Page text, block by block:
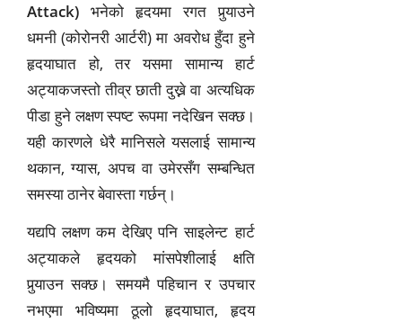
Attack) भनेको हृदयमा रगत पुर्‍याउने
धमनी (कोरोनरी आर्टरी) मा अवरोध हुँदा हुने
हृदयाघात हो, तर यसमा सामान्य हार्ट
अट्याकजस्तो तीव्र छाती दुख्ने वा अत्यधिक
पीडा हुने लक्षण स्पष्ट रूपमा नदेखिन सक्छ।
यही कारणले धेरै मानिसले यसलाई सामान्य
थकान, ग्यास, अपच वा उमेरसँग सम्बन्धित
समस्या ठानेर बेवास्ता गर्छन्।
यद्यपि लक्षण कम देखिए पनि साइलेन्ट हार्ट
अट्याकले हृदयको मांसपेशीलाई क्षति
पुर्‍याउन सक्छ। समयमै पहिचान र उपचार
नभएमा भविष्यमा ठूलो हृदयाघात, हृदय